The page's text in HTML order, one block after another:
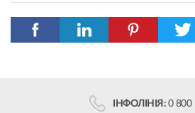
ІНФОЛІНІЯ: 0 800